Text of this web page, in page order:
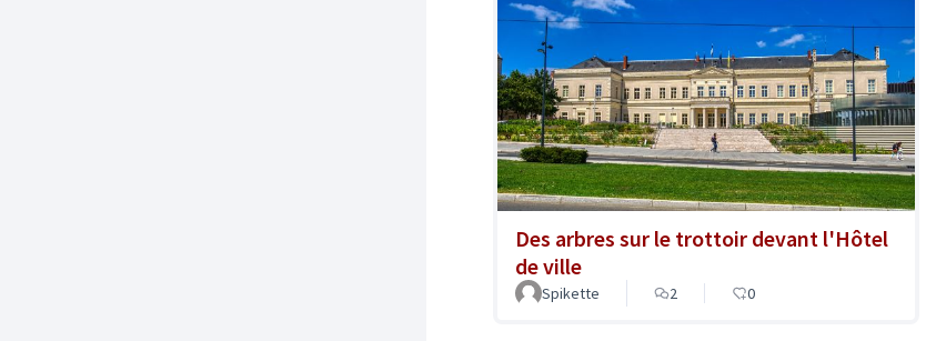
Des arbres sur le trottoir devant l'Hôtel
de ville
Spikette 2 0